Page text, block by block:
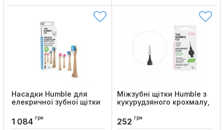
Насадки Humble для
елекричної зубної щітки
Код товару:
1 084 грн
Міжзубні щітки Humble з
кукурудзяного крохмалу,
Код товару:
252 грн